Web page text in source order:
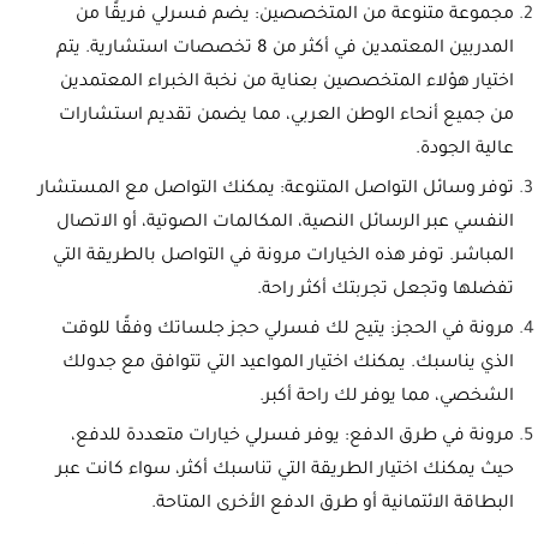
مجموعة متنوعة من المتخصصين: يضم فسرلي فريقًا من
المدربين المعتمدين في أكثر من 8 تخصصات استشارية. يتم
اختيار هؤلاء المتخصصين بعناية من نخبة الخبراء المعتمدين
من جميع أنحاء الوطن العربي، مما يضمن تقديم استشارات
عالية الجودة.
توفر وسائل التواصل المتنوعة: يمكنك التواصل مع المستشار
النفسي عبر الرسائل النصية، المكالمات الصوتية، أو الاتصال
المباشر. توفر هذه الخيارات مرونة في التواصل بالطريقة التي
تفضلها وتجعل تجربتك أكثر راحة.
مرونة في الحجز: يتيح لك فسرلي حجز جلساتك وفقًا للوقت
الذي يناسبك. يمكنك اختيار المواعيد التي تتوافق مع جدولك
الشخصي، مما يوفر لك راحة أكبر.
مرونة في طرق الدفع: يوفر فسرلي خيارات متعددة للدفع،
حيث يمكنك اختيار الطريقة التي تناسبك أكثر، سواء كانت عبر
البطاقة الائتمانية أو طرق الدفع الأخرى المتاحة.